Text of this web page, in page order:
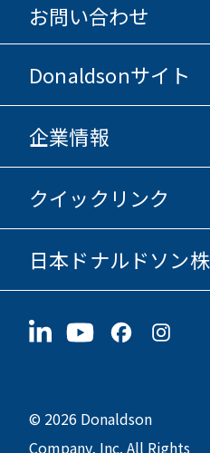
お問い合わせ
Donaldsonサイト
Donaldsonライフサイエン
Donaldsonオンラインス
企業情報
企業情報
倫理・コンプライアンス
採用情報
クイックリンク
投資家情報
サプライヤー情報
サステナビリティ
日本ドナルドソン
〒190-0022
© 2026 Donaldson
Company, Inc. All Rights